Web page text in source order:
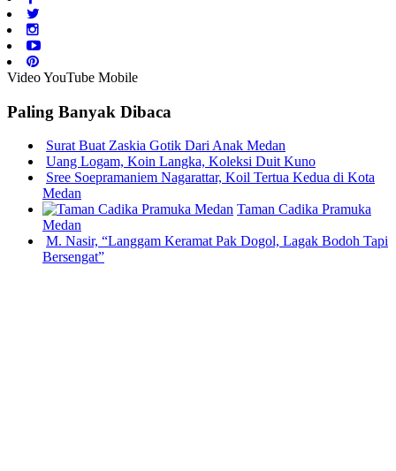
Video YouTube Mobile
Paling Banyak Dibaca
Surat Buat Zaskia Gotik Dari Anak Medan
Uang Logam, Koin Langka, Koleksi Duit Kuno
Sree Soepramaniem Nagarattar, Koil Tertua Kedua di Kota
Medan
Taman Cadika Pramuka
Medan
M. Nasir, “Langgam Keramat Pak Dogol, Lagak Bodoh Tapi
Bersengat”